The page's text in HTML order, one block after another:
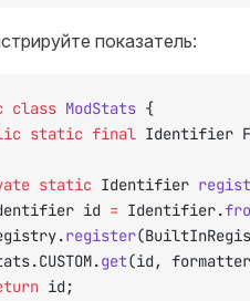
показатель:
class ModStats {
static final Identifier
static Identifier
id
= Identifier.
register
get(id,
id;